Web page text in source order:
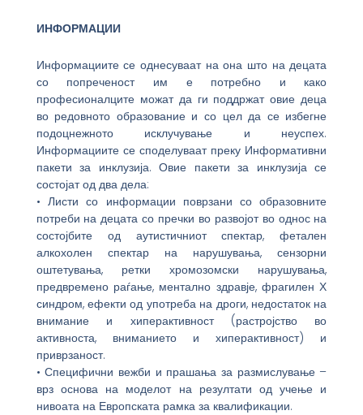
ИНФОРМАЦИИ
Информациите се однесуваат на она што на децата
со попреченост им е потребно и како
професионалците можат да ги поддржат овие деца
во редовното образование и со цел да се избегне
подоцнежното исклучување и неуспех.
Информациите се споделуваат преку Информативни
пакети за инклузија. Овие пакети за инклузија се
состојат од два дела:
• Листи со информации поврзани со образовните
потреби на децата со пречки во развојот во однос на
состојбите од аутистичниот спектар, фетален
алкохолен спектар на нарушувања, сензорни
оштетувања, ретки хромозомски нарушувања,
предвремено раѓање, ментално здравје, фрагилен Х
синдром, ефекти од употреба на дроги, недостаток на
внимание и хиперактивност (растројство во
активноста, вниманието и хиперактивност) и
приврзаност.
• Специфични вежби и прашања за размислување –
врз основа на моделот на резултати од учење и
нивоата на Европската рамка за квалификации.